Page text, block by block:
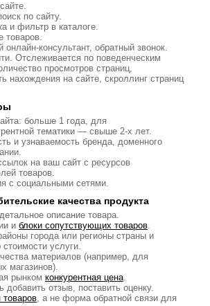
по сайту.
и фильтр в каталоге.
товаров.
онлайн-консультант, обратный звонок.
Отслеживается по поведенческим
просмотров страниц,
нахождения на сайте, скроллинг страниц
больше 1 года, для
тематики — свыше 2-х лет.
и узнаваемость бренда, доменного
на ваш сайт с ресурсов
товаров.
с социальными сетями.
качества продукта
детальное описание товара.
и блоки сопутствующих товаров.
города или регионы страны и
стоимости услуги.
материалов (например, для
магазинов).
рынком конкурентная цена.
добавить отзыв, поставить оценку.
товаров, а не форма обратной связи для